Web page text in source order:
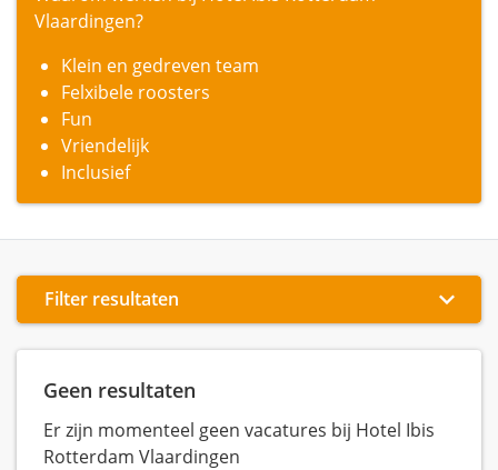
Vlaardingen?
Klein en gedreven team
Felxibele roosters
Fun
Vriendelijk
Inclusief
Filter resultaten
Geen resultaten
Er zijn momenteel geen vacatures bij Hotel Ibis
Rotterdam Vlaardingen